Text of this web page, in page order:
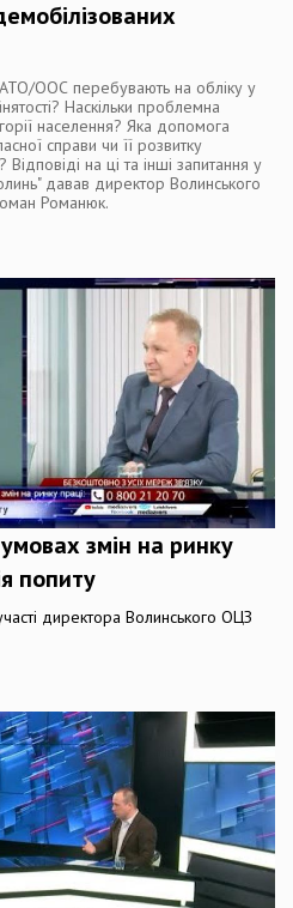
АТО/ООС перебувають на обліку у
Наскільки проблемна
населення? Яка допомога
справи чи її розвитку
на ці та інші запитання у
давав директор Волинського
Романюк.
змін на ринку
попиту
директора Волинського ОЦЗ